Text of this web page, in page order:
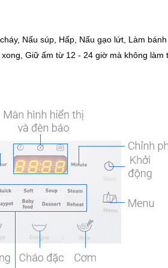
Nấu súp, Hấp, Nấu gạo lứt, Làm bánh
Giữ ấm từ 12 - 24 giờ mà không làm